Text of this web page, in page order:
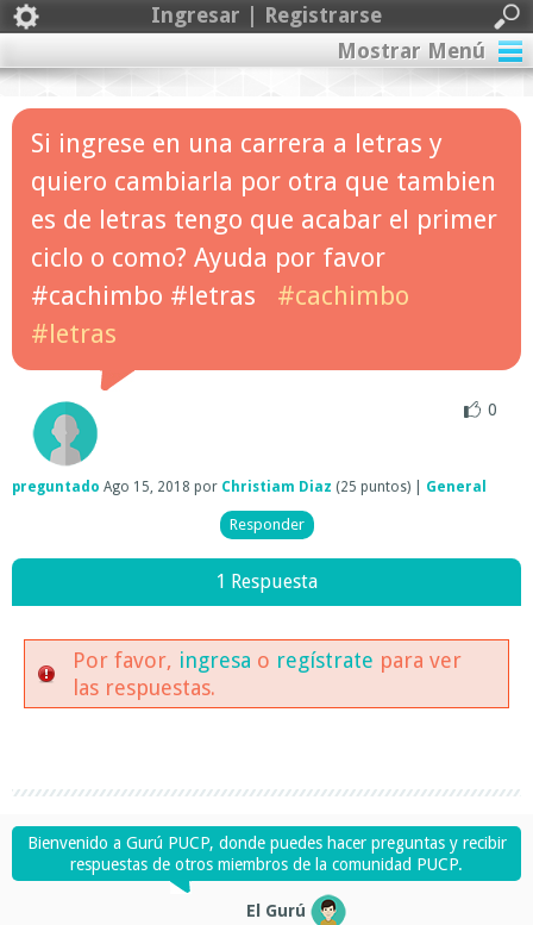
Ingresar | Registrarse
Mostrar Menú
Si ingrese en una carrera a letras y
quiero cambiarla por otra que tambien
es de letras tengo que acabar el primer
ciclo o como? Ayuda por favor
#cachimbo #letras
#cachimbo
#letras
0
preguntado Ago 15, 2018 por Christiam Diaz (25 puntos) General
1 Respuesta
Por favor, ingresa o regístrate para ver
las respuestas.
Bienvenido a Gurú PUCP, donde puedes hacer preguntas y recibir
respuestas de otros miembros de la comunidad PUCP.
El Gurú